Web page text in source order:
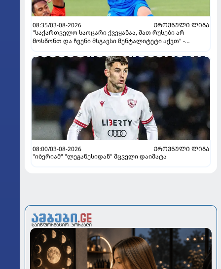
08:35/03-08-2026
ᲔᲠᲝᲕᲜᲣᲚᲘ ᲚᲘᲒᲐ
"საქართველო საოცარი ქვეყანაა, მათ რუსები არ
მოსწონთ და ჩვენი მსგავსი მენტალიტეტი აქვთ" -
08:00/03-08-2026
ᲔᲠᲝᲕᲜᲣᲚᲘ ᲚᲘᲒᲐ
"იბერიამ" "ლეგანესიდან" მცველი დაიმატა